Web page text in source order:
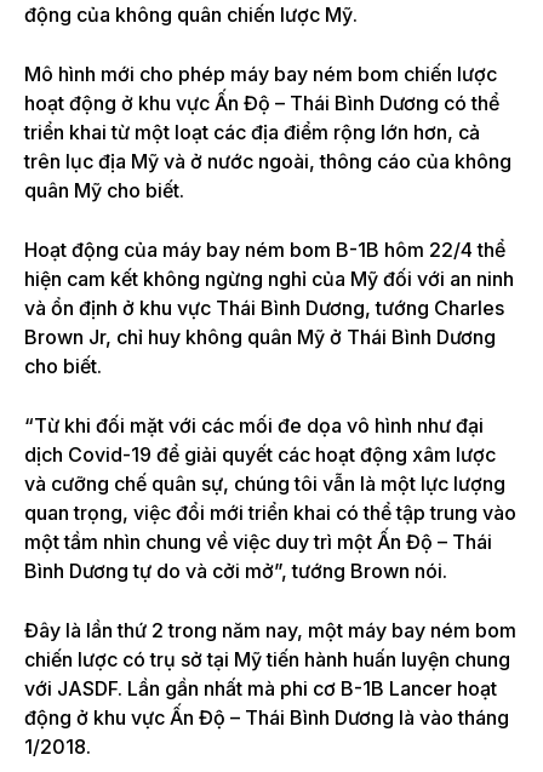
động của không quân chiến lược Mỹ.
Mô hình mới cho phép máy bay ném bom chiến lược
hoạt động ở khu vực Ấn Độ – Thái Bình Dương có thể
triển khai từ một loạt các địa điểm rộng lớn hơn, cả
trên lục địa Mỹ và ở nước ngoài, thông cáo của không
quân Mỹ cho biết.
Hoạt động của máy bay ném bom B-1B hôm 22/4 thể
hiện cam kết không ngừng nghỉ của Mỹ đối với an ninh
và ổn định ở khu vực Thái Bình Dương, tướng Charles
Brown Jr, chỉ huy không quân Mỹ ở Thái Bình Dương
cho biết.
“Từ khi đối mặt với các mối đe dọa vô hình như đại
dịch Covid-19 để giải quyết các hoạt động xâm lược
và cưỡng chế quân sự, chúng tôi vẫn là một lực lượng
quan trọng, việc đổi mới triển khai có thể tập trung vào
một tầm nhìn chung về việc duy trì một Ấn Độ – Thái
Bình Dương tự do và cởi mở”, tướng Brown nói.
Đây là lần thứ 2 trong năm nay, một máy bay ném bom
chiến lược có trụ sở tại Mỹ tiến hành huấn luyện chung
với JASDF. Lần gần nhất mà phi cơ B-1B Lancer hoạt
động ở khu vực Ấn Độ – Thái Bình Dương là vào tháng
1/2018.